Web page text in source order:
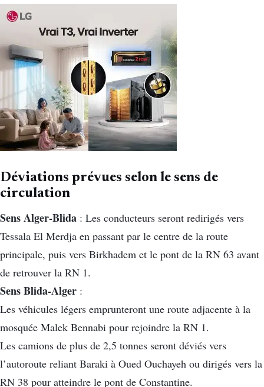
Déviations prévues selon le sens de
circulation
Sens Alger-Blida : Les conducteurs seront redirigés vers
Tessala El Merdja en passant par le centre de la route
principale, puis vers Birkhadem et le pont de la RN 63 avant
de retrouver la RN 1.
Sens Blida-Alger :
Les véhicules légers emprunteront une route adjacente à la
mosquée Malek Bennabi pour rejoindre la RN 1.
Les camions de plus de 2,5 tonnes seront déviés vers
l’autoroute reliant Baraki à Oued Ouchayeh ou dirigés vers la
RN 38 pour atteindre le pont de Constantine.